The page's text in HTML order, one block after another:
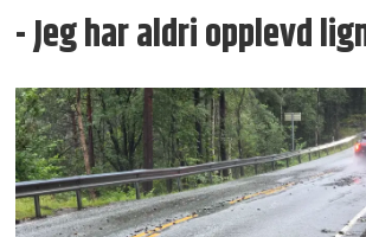
- Jeg har aldri opplevd